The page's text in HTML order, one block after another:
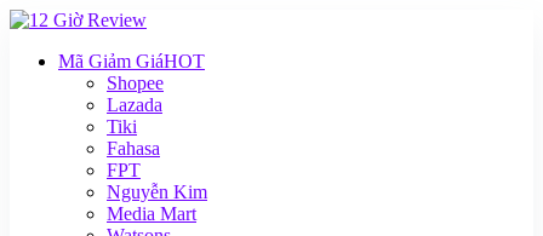
Mã Giảm GiáHOT
Shopee
Lazada
Tiki
Fahasa
FPT
Nguyễn Kim
Media Mart